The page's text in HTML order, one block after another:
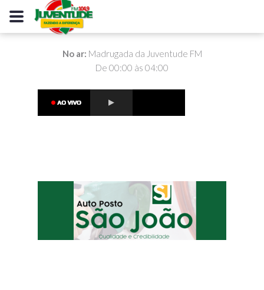
No ar: Madrugada da Juventude FM
De 00:00 às 04:00